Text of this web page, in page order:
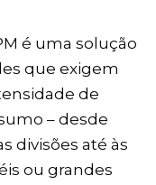
é uma solução
que exigem
de
– desde
divisões até às
ou grandes